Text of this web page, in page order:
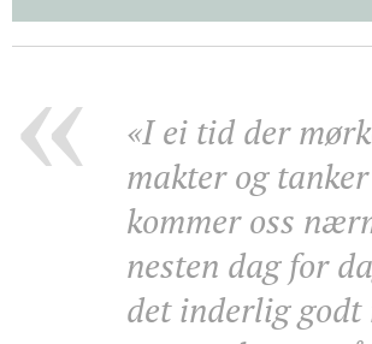
«I ei tid der
makter og tanker
kommer oss
nesten dag for
det inderlig godt